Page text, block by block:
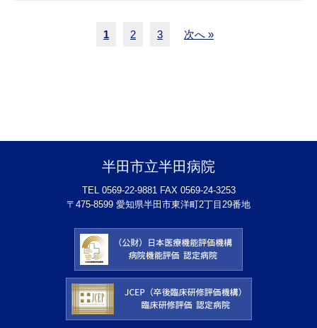
1 2 3 次へ »
半田市立半田病院
TEL 0569-22-9881 FAX 0569-24-3253
〒475-8599 愛知県半田市東洋町2丁目29番地